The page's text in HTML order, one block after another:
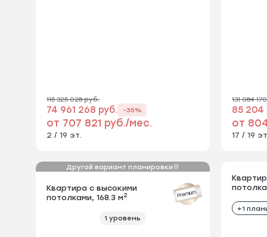
115 325 028 руб.
74 961 268 руб. -35%
от 707 821 руб./мес.
2 / 19 эт.
131 084
85 204
от
17 / 19
Другой вариант планировки
Квартира с высокими
потолками, 168.3 м2 Premium
1 уровень
Квартира
+1